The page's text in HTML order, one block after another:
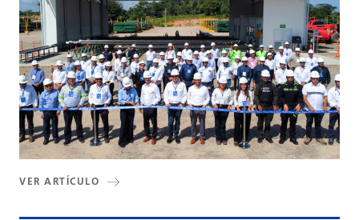
VER ARTÍCULO